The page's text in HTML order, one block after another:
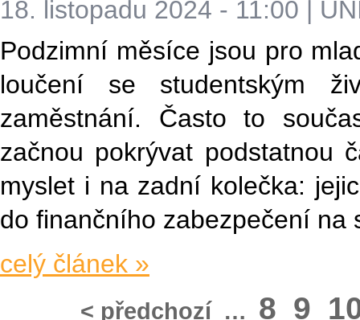
18. listopadu 2024 - 11:00 |
Podzimní měsíce jsou pro
loučení se studentským
zaměstnání. Často to
začnou pokrývat podstatnou
myslet i na zadní kolečka:
do finančního zabezpečení na
celý článek »
< předchozí … 8 9